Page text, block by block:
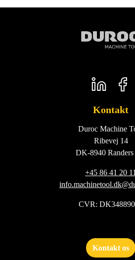
LinkedIn
Kontakt
Duroc Machine
Ribevej 14
DK-8940
+45 86 41 20 11
CVR:
Kontakt os